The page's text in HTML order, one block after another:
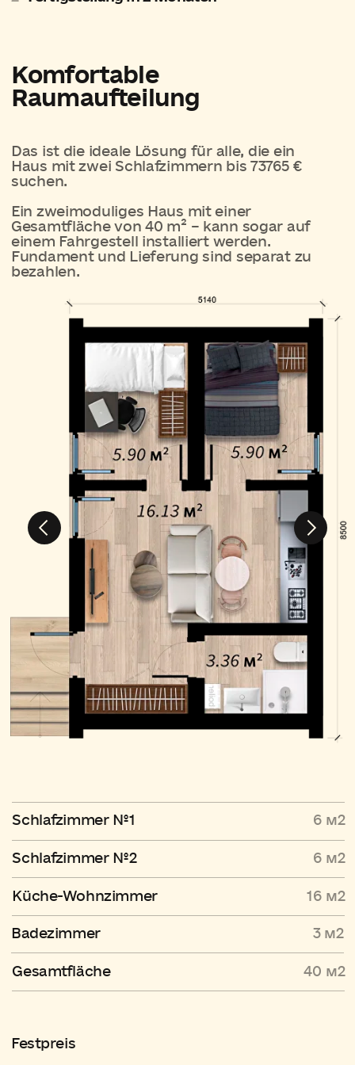
73 999€
Schlafzimmer №2 6 м2
Küche-Wohnzimmer 16 м2
Badezimmer
Schlafzimmer №1
3 м2
Beratung anfordern
Ausstattung Dabl
Comfort
Hauses und die Vorbereitung des
Fundaments organisieren – wir beraten dich
gerne zu den besten Optionen.
Dein Haus ist startklar – alles Weitere kannst
du im Konfigurator auswählen. In der
Basisausstattung erhältst du einen fertigen,
sauberen Raum:
Wasser - und Abwasserrohre sind im Haus
verlegt.
Steckdosen installiert, Verkabelung verlegt
Laminatboden und Zimmertüren